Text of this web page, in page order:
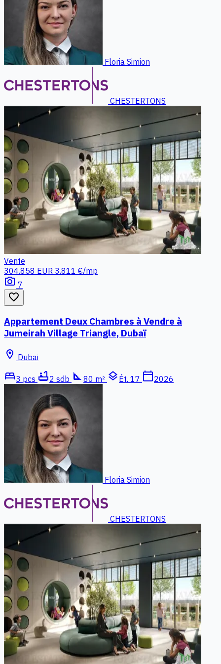
Floria Simion
CHESTERTONS
Vente
304.858 EUR 3.811 €/mp
photo_camera 7
favorite_border
Appartement Deux Chambres à Vendre à
Jumeirah Village Triangle, Dubaï
location_on Dubai
bed3 pcs bathtub2 sdb square_foot 80 m² layers Ét. 17 calendar_today2026
Floria Simion
CHESTERTONS